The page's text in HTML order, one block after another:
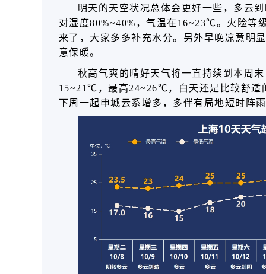
明天的天空状况总体会更好一些，多云
对湿度80%~40%，气温在16~23℃。火险等
来了，大家多多补充水分。另外早晚凉意明
意保暖。
秋高气爽的晴好天气将一直持续到本周
15~21℃，最高24~26℃，白天还是比较舒适
下周一起申城云系增多，多伴有局地短时阵